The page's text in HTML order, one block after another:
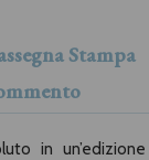
Stampa
in